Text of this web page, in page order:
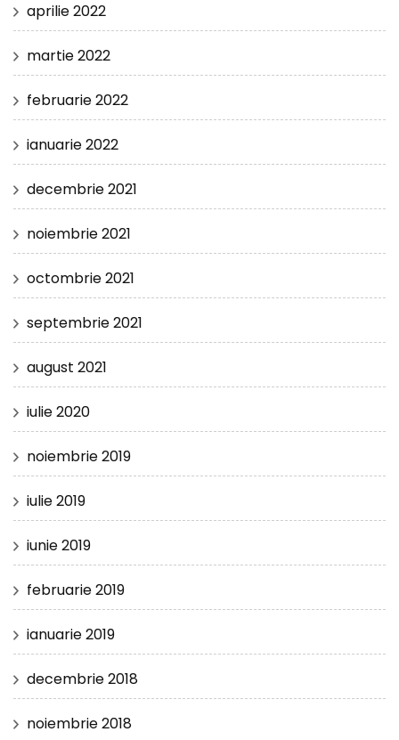
aprilie 2022
martie 2022
februarie 2022
ianuarie 2022
decembrie 2021
noiembrie 2021
octombrie 2021
septembrie 2021
august 2021
iulie 2020
noiembrie 2019
iulie 2019
iunie 2019
februarie 2019
ianuarie 2019
decembrie 2018
noiembrie 2018